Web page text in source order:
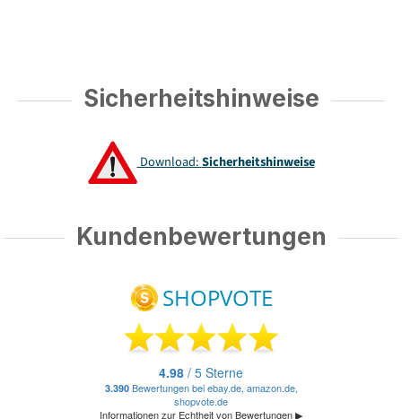
Sicherheitshinweise
Download:Sicherheitshinweise
Kundenbewertungen